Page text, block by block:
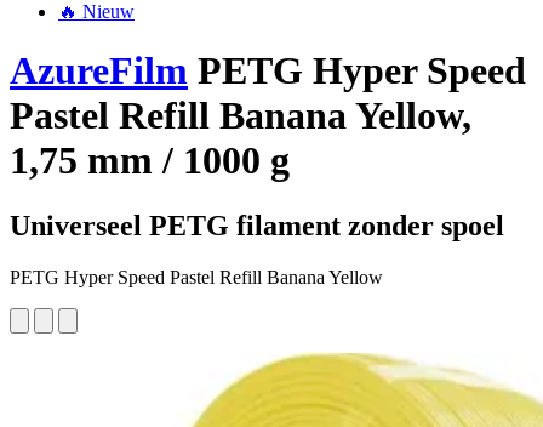
🔥 Nieuw
AzureFilm PETG Hyper Speed
Pastel Refill Banana Yellow,
1,75 mm / 1000 g
Universeel PETG filament zonder spoel
PETG Hyper Speed Pastel Refill Banana Yellow